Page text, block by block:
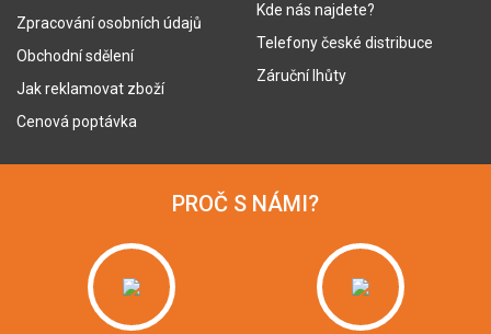
Zpracování osobních údajů
Obchodní sdělení
Jak reklamovat zboží
Cenová poptávka
Kde nás najdete?
Telefony české distribuce
Záruční lhůty
PROČ S NÁMI?